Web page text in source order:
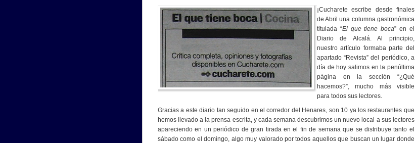
¡Cucharete escribe desde finales
de Abril una columna gastronómica
titulada “El que tiene boca” en el
Diario de Alcalá. Al principio,
nuestro artículo formaba parte del
apartado “Revista” del periódico, a
día de hoy salimos en la penúltima
página en la sección “¿Qué
hacemos?”, mucho más visible
para todos sus lectores.
Gracias a este diario tan seguido en el corredor del Henares, son 10 ya los restaurantes que
hemos llevado a la prensa escrita, y cada semana descubrimos un nuevo local a sus lectores
apareciendo en un periódico de gran tirada en el fin de semana que se distribuye tanto el
sábado como el domingo, algo muy valorado por todos aquellos que buscan un lugar donde